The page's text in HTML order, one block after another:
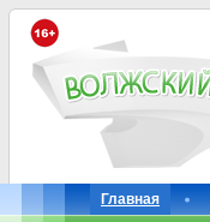
Главная